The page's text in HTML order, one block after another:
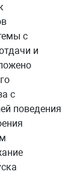
с
и
с
поведения